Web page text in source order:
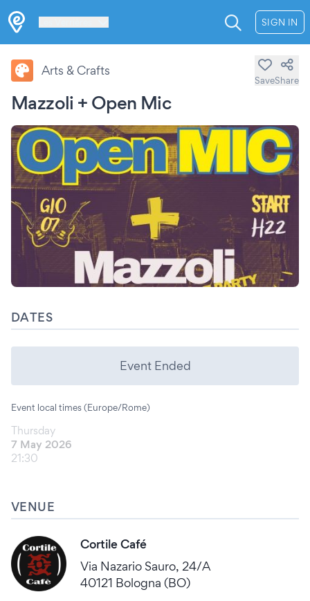
SIGN IN
Mazzoli + Open Mic
Arts & Crafts
SaveShare
DATES
Event Ended
Event local times (Europe/Rome)
Thursday
7 May 2026
21:30
VENUE
Cortile Café
Via Nazario Sauro, 24/A
40121 Bologna (BO)